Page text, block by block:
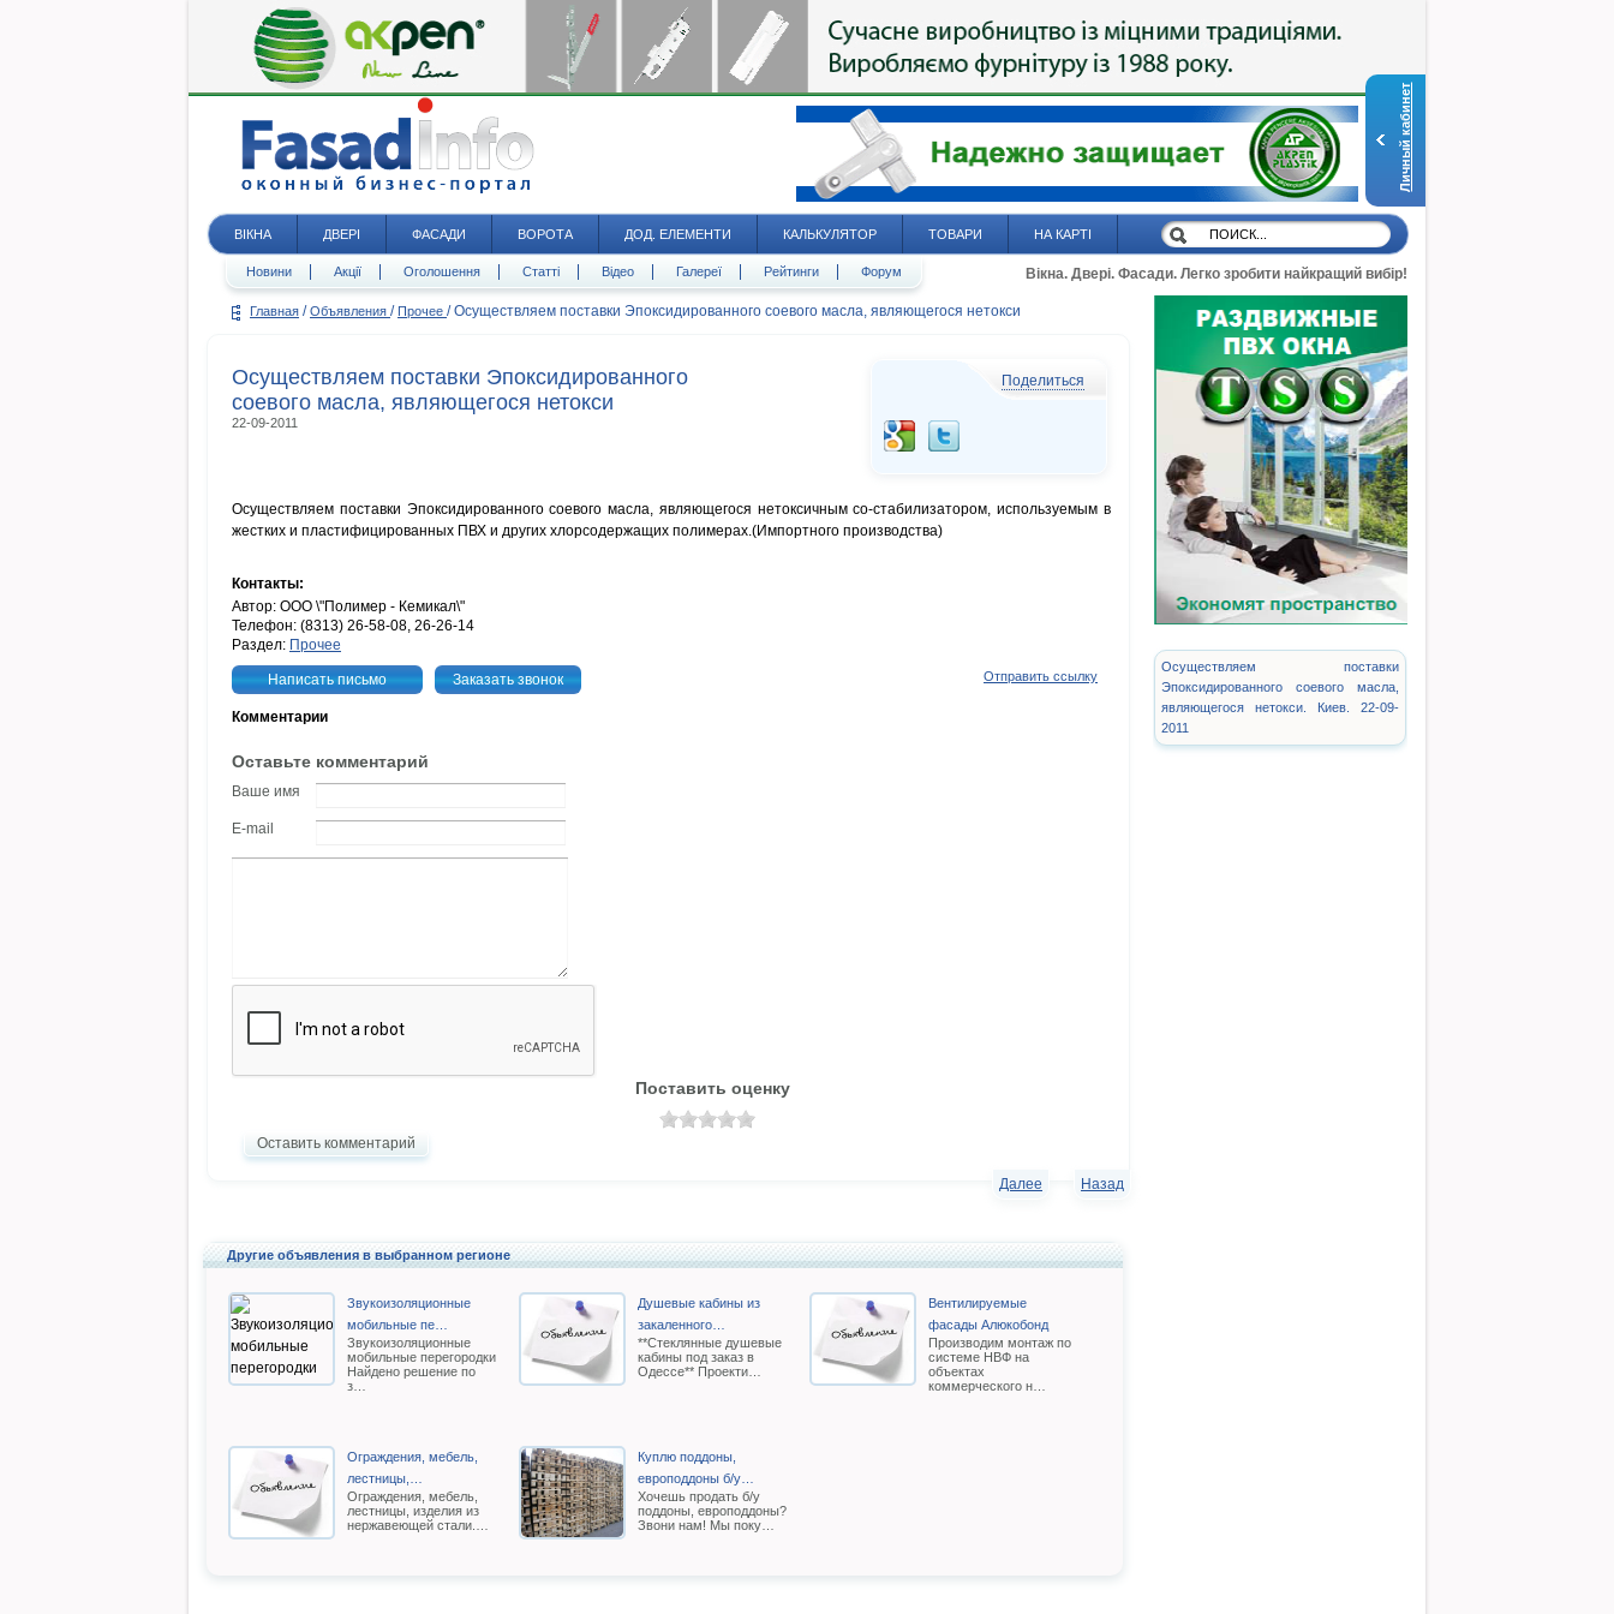
Личный кабинет
ВІКНА ДВЕРІ ФАСАДИ ВОРОТА ДОД. ЕЛЕМЕНТИ КАЛЬКУЛЯТОР ТОВАРИ НА КАРТІ
Новини Акції Оголошення Статті Відео Галереї Рейтинги Форум Вікна. Двері. Фасади. Легко зробити найкращий вибір!
Главная / Объявления / Прочее / Осуществляем поставки Эпоксидированного соевого масла, являющегося нетокси
Осуществляем поставки Эпоксидированного
соевого масла, являющегося нетокси
22-09-2011
Поделиться
Осуществляем поставки Эпоксидированного соевого масла, являющегося нетоксичным со-стабилизатором, используемым в
жестких и пластифицированных ПВХ и других хлорсодержащих полимерах.(Импортного производства)
Контакты:
Автор: ООО \"Полимер - Кемикал\"
Телефон: (8313) 26-58-08, 26-26-14
Раздел: Прочее
Написать письмо Заказать звонок Отправить ссылку
Комментарии
Оставьте комментарий
Ваше имя
E-mail
Поставить оценку
Оставить комментарий
Назад
Далее
Другие объявления в выбранном регионе
Звукоизоляционные
мобильные пе…
Звукоизоляционные
мобильные перегородки
Найдено решение по
з…
Душевые кабины из
закаленного…
**Стеклянные душевые
кабины под заказ в
Одессе** Проекти…
Вентилируемые
фасады Алюкобонд
Производим монтаж по
системе НВФ на
объектах
коммерческого н…
Ограждения, мебель,
лестницы,…
Ограждения, мебель,
лестницы, изделия из
нержавеющей стали.…
Куплю поддоны,
европоддоны б/у…
Хочешь продать б/у
поддоны, европоддоны?
Звони нам! Мы поку…
Осуществляем поставки
Эпоксидированного соевого масла,
являющегося нетокси. Киев. 22-09-
2011